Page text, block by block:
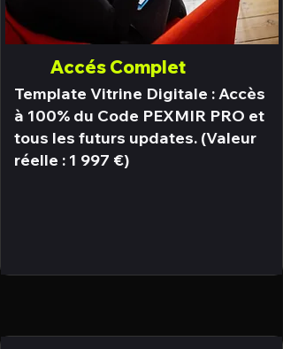
Accés Complet
Template Vitrine Digitale : Accès
à 100% du Code PEXMIR PRO et
tous les futurs updates. (Valeur
réelle : 1 997 €)